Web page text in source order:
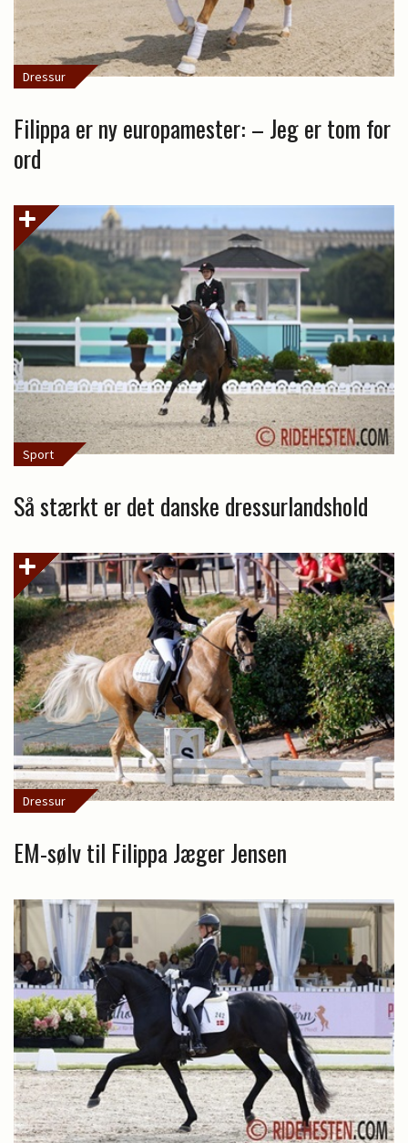
Dressur
Filippa er ny europamester: – Jeg er tom for
ord
Sport
Så stærkt er det danske dressurlandshold
Dressur
EM-sølv til Filippa Jæger Jensen